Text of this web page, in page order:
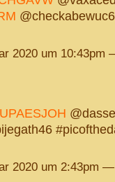
2020 um 10:43pm
2020 um 2:43pm